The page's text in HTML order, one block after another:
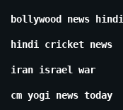
bollywood news hindi
hindi cricket news
iran israel war
cm yogi news today